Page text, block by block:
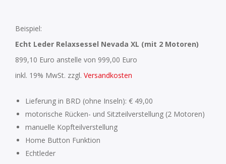
Beispiel:
Echt Leder Relaxsessel Nevada XL (mit 2 Motoren)
899,10 Euro anstelle von 999,00 Euro
inkl. 19% MwSt. zzgl. Versandkosten
Lieferung in BRD (ohne Inseln): € 49,00
motorische Rücken- und Sitzteilverstellung (2 Motoren)
manuelle Kopfteilverstellung
Home Button Funktion
Echtleder